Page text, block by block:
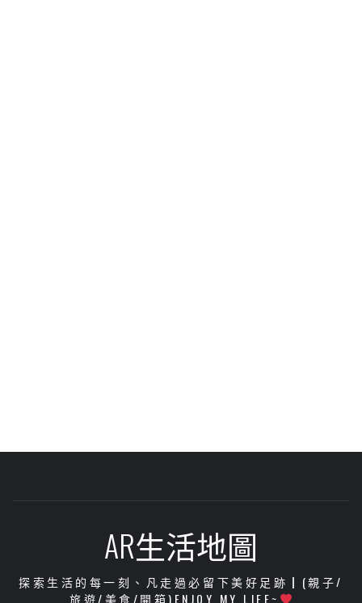
AR生活地圖
探索生活的每一刻、凡走過必留下美好足跡┃(親子/
旅遊/美食/開箱)ENJOY MY LIFE~